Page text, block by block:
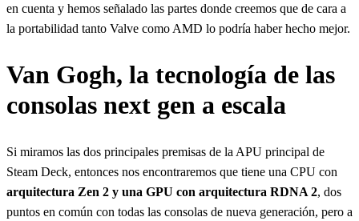
en cuenta y hemos señalado las partes donde creemos que de cara a
la portabilidad tanto Valve como AMD lo podría haber hecho mejor.
Van Gogh, la tecnología de las
consolas next gen a escala
Si miramos las dos principales premisas de la APU principal de
Steam Deck, entonces nos encontraremos que tiene una CPU con
arquitectura Zen 2 y una GPU con arquitectura RDNA 2, dos
puntos en común con todas las consolas de nueva generación, pero a